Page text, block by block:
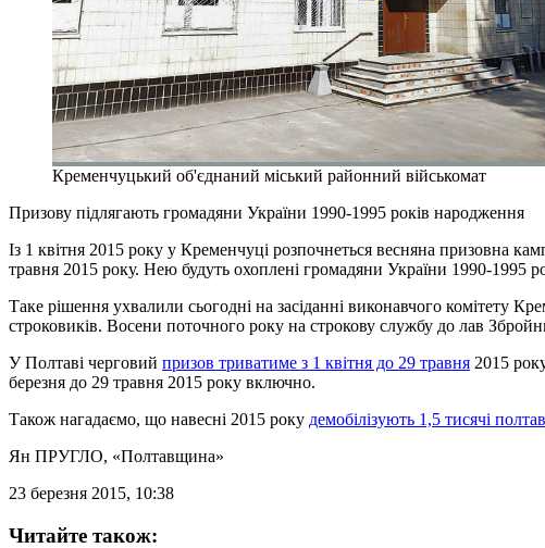
Кременчуцький об'єднаний міський районний військомат
Призову підлягають громадяни України 1990-1995 років народження
Із 1 квітня 2015 року у Кременчуці розпочнеться весняна призовна
травня 2015 року. Нею будуть охоплені громадяни України 1990-1995
Таке рішення ухвалили сьогодні на засіданні виконавчого комітету
строковиків. Восени поточного року на строкову службу до лав
У Полтаві черговий призов триватиме з 1 квітня до 29 травня 2015
березня до 29 травня 2015 року включно.
Також нагадаємо, що навесні 2015 року демобілізують 1,5 тисячі
Ян ПРУГЛО, «Полтавщина»
23 березня 2015, 10:38
Читайте також: